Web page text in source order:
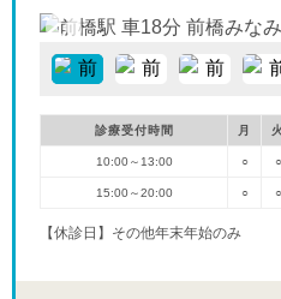
診療受付時間 月 火
10:00～13:00 ○ ○
15:00～20:00 ○ ○
【休診日】その他年末年始のみ